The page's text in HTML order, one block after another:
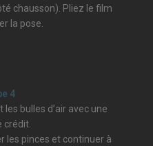
chausson). Pliez le film
la pose.
4
bulles d’air avec une
crédit.
les pinces et continuer à